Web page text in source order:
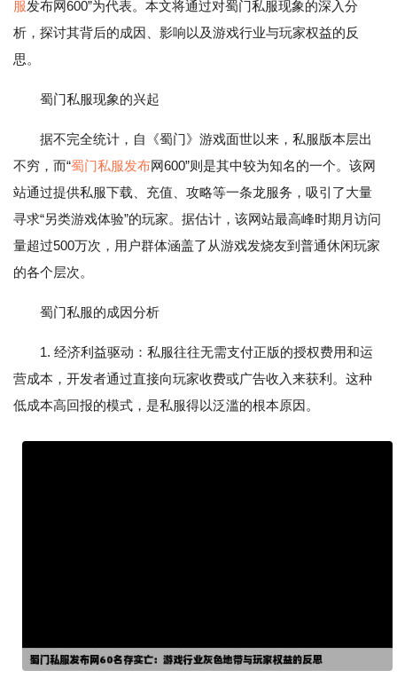
服发布网600”为代表。本文将通过对蜀门私服现象的深入分
析，探讨其背后的成因、影响以及游戏行业与玩家权益的反
思。
蜀门私服现象的兴起
据不完全统计，自《蜀门》游戏面世以来，私服版本层出
不穷，而“蜀门私服发布网600”则是其中较为知名的一个。该网
站通过提供私服下载、充值、攻略等一条龙服务，吸引了大量
寻求“另类游戏体验”的玩家。据估计，该网站最高峰时期月访问
量超过500万次，用户群体涵盖了从游戏发烧友到普通休闲玩家
的各个层次。
蜀门私服的成因分析
1. 经济利益驱动：私服往往无需支付正版的授权费用和运
营成本，开发者通过直接向玩家收费或广告收入来获利。这种
低成本高回报的模式，是私服得以泛滥的根本原因。